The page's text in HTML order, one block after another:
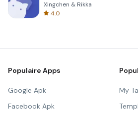
Xingchen & Rikka
4.0
Populaire Apps
Google Apk
Facebook Apk
My